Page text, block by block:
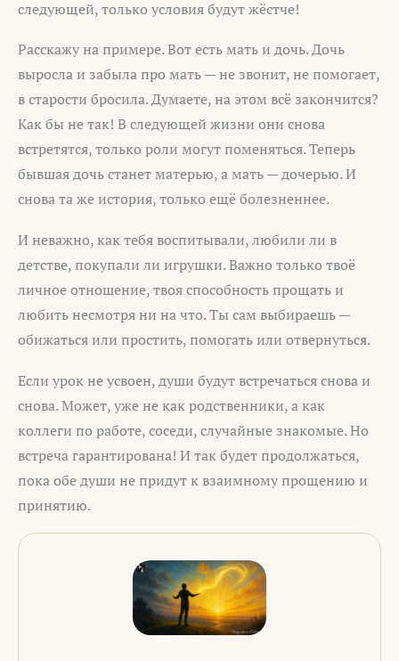
следующей, только условия будут жёстче!
Расскажу на примере. Вот есть мать и дочь. Дочь
выросла и забыла про мать — не звонит, не помогает,
в старости бросила. Думаете, на этом всё закончится?
Как бы не так! В следующей жизни они снова
встретятся, только роли могут поменяться. Теперь
бывшая дочь станет матерью, а мать — дочерью. И
снова та же история, только ещё болезненнее.
И неважно, как тебя воспитывали, любили ли в
детстве, покупали ли игрушки. Важно только твоё
личное отношение, твоя способность прощать и
любить несмотря ни на что. Ты сам выбираешь —
обижаться или простить, помогать или отвернуться.
Если урок не усвоен, души будут встречаться снова и
снова. Может, уже не как родственники, а как
коллеги по работе, соседи, случайные знакомые. Но
встреча гарантирована! И так будет продолжаться,
пока обе души не придут к взаимному прощению и
принятию.